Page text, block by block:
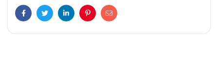
FacebookTwitterLinkedInPinterest
Email